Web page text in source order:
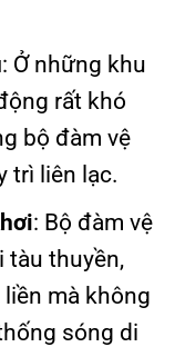
: Ở những khu
rất khó
bộ đàm vệ
trì liên lạc.
: Bộ đàm vệ
tàu thuyền,
mà không
sóng di